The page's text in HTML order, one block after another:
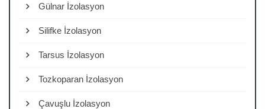
Gülnar İzolasyon
Silifke İzolasyon
Tarsus İzolasyon
Tozkoparan İzolasyon
Çavuşlu İzolasyon